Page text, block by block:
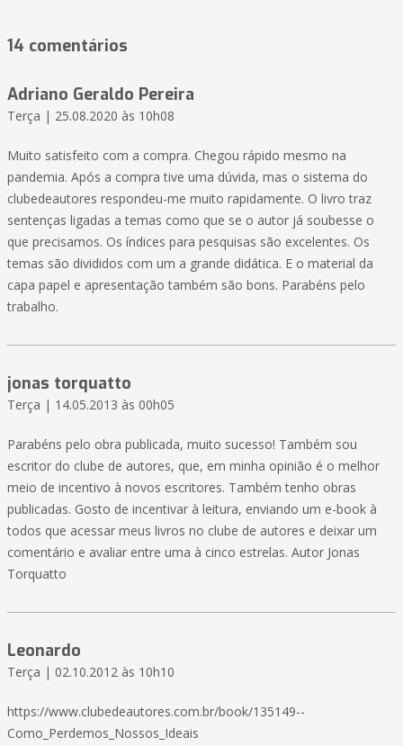
14 comentários
Adriano Geraldo Pereira
Terça | 25.08.2020 às 10h08
Muito satisfeito com a compra. Chegou rápido mesmo na
pandemia. Após a compra tive uma dúvida, mas o sistema do
clubedeautores respondeu-me muito rapidamente. O livro traz
sentenças ligadas a temas como que se o autor já soubesse o
que precisamos. Os índices para pesquisas são excelentes. Os
temas são divididos com um a grande didática. E o material da
capa papel e apresentação também são bons. Parabéns pelo
trabalho.
jonas torquatto
Terça | 14.05.2013 às 00h05
Parabéns pelo obra publicada, muito sucesso! Também sou
escritor do clube de autores, que, em minha opinião é o melhor
meio de incentivo à novos escritores. Também tenho obras
publicadas. Gosto de incentivar à leitura, enviando um e-book à
todos que acessar meus livros no clube de autores e deixar um
comentário e avaliar entre uma à cinco estrelas. Autor Jonas
Torquatto
Leonardo
Terça | 02.10.2012 às 10h10
https://www.clubedeautores.com.br/book/135149--
Como_Perdemos_Nossos_Ideais